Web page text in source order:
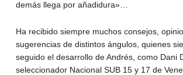
demás llega por añadidura»…
Ha recibido siempre muchos consejos,
sugerencias de distintos ángulos, quienes
seguido el desarrollo de Andrés, como Dani
seleccionador Nacional SUB 15 y 17 de